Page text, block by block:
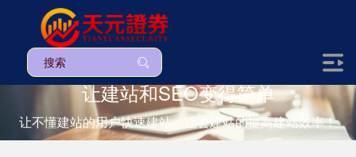
让建站和SEO变得简单
让不懂建站的用户快速建站，让会建站的提高建站效率！